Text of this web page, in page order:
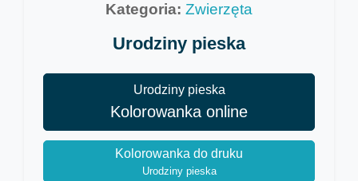
Kategoria: Zwierzęta
Urodziny pieska
Urodziny pieska
Kolorowanka online
Kolorowanka do druku
Urodziny pieska